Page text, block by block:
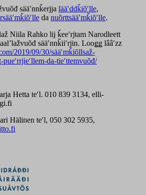
sääʹnnǩerjja lääʹddǩiõʹlle,
da nuõrttsääʹmǩiõʹlle.
Niila Rahko lij ǩeeʹrjtam Narodleett
sääʹnnǩiiʹrjin. Looǥǥ lââʹzz
2019/09/30/sääʹmǩiõllsaž-
pueʹrrjieʹllem-da-tieʹttemvuõđ/
Hetta teʹl. 010 839 3134, elli-
Hälinen teʹl, 050 302 5935,